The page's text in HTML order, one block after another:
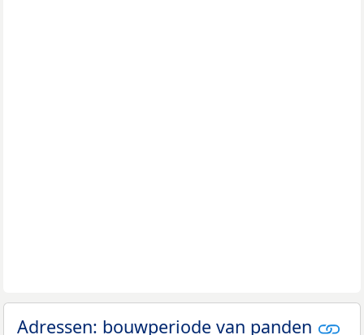
Adressen: bouwperiode van panden